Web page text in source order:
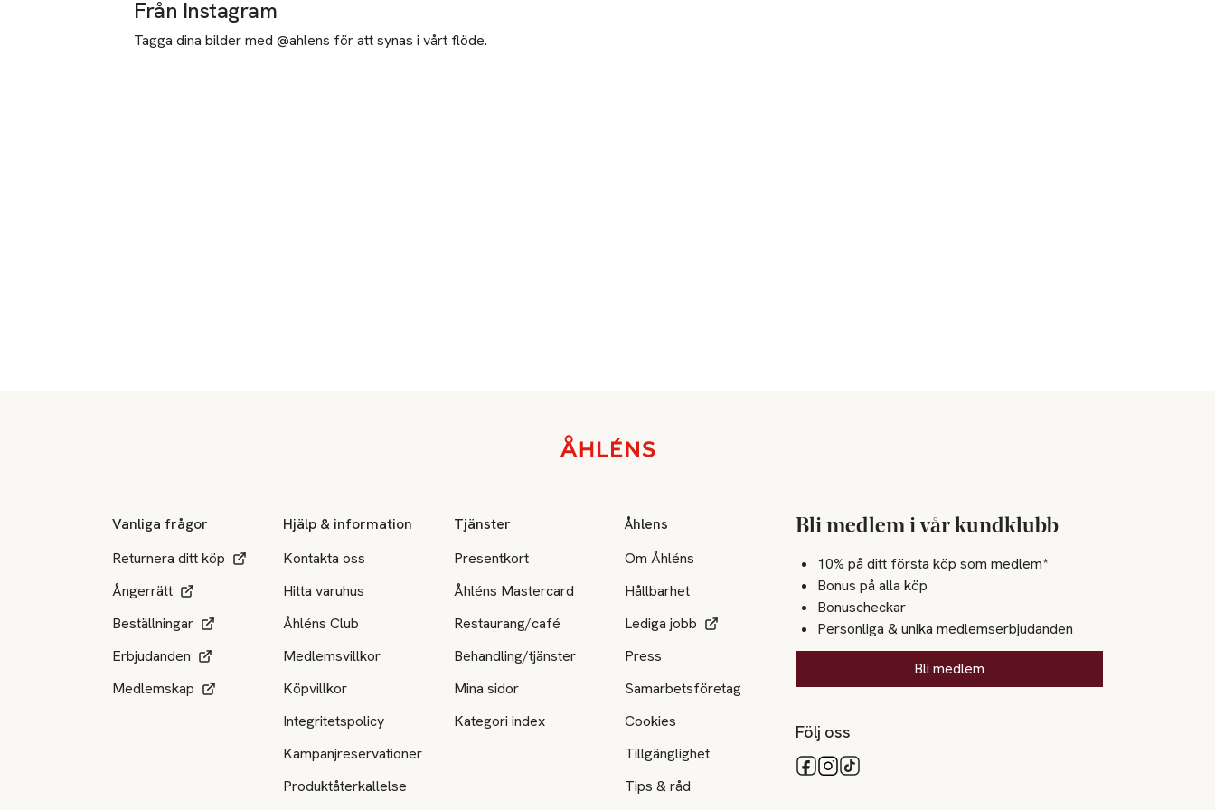
Från Instagram
Tagga dina bilder med @ahlens för att synas i vårt flöde.
Vanliga frågor
Returnera ditt köp
Ångerrätt
Beställningar
Erbjudanden
Medlemskap
Hjälp & information
Kontakta oss
Hitta varuhus
Åhléns Club
Medlemsvillkor
Köpvillkor
Integritetspolicy
Kampanjreservationer
Produktåterkallelse
Tjänster
Presentkort
Åhléns Mastercard
Restaurang/café
Behandling/tjänster
Mina sidor
Kategori index
Åhlens
Om Åhléns
Hållbarhet
Lediga jobb
Press
Samarbetsföretag
Cookies
Tillgänglighet
Tips & råd
Bli medlem i vår kundklubb
10% på ditt första köp som medlem*
Bonus på alla köp
Bonuscheckar
Personliga & unika medlemserbjudanden
Bli medlem
Följ oss